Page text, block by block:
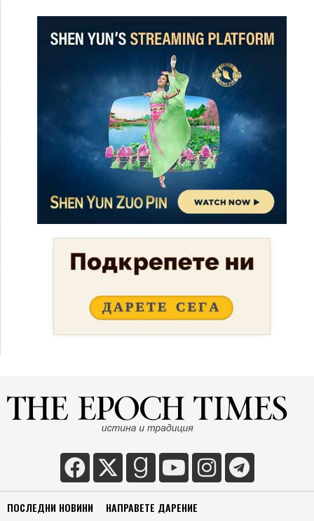
ПОСЛЕДНИ НОВИНИ НАПРАВЕТЕ ДАРЕНИЕ